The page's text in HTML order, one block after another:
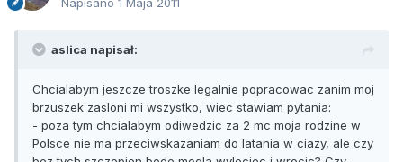
Napisano 1 Maja 2011
aslica napisał:
Chcialabym jeszcze troszke legalnie popracowac zanim moj
brzuszek zasloni mi wszystko, wiec stawiam pytania:
- poza tym chcialabym odiwedzic za 2 mc moja rodzine w
Polsce nie ma przeciwskazaniam do latania w ciazy, ale czy